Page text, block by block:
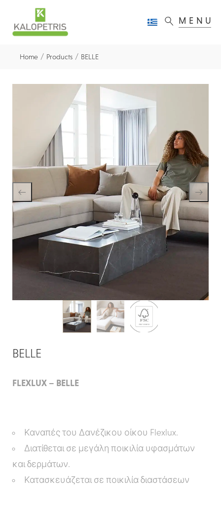
MENU
Home / Products / BELLE
BELLE
FLEXLUX – BELLE
Καναπές του Δανέζικου οίκου Flexlux.
Διατίθεται σε μεγάλη ποικιλία υφασμάτων
και δερμάτων.
Κατασκευάζεται σε ποικιλία διαστάσεων